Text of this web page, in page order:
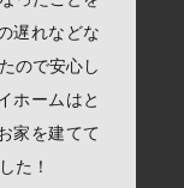
遅れなどな
ので安心し
ホームはと
家を建てて
た！